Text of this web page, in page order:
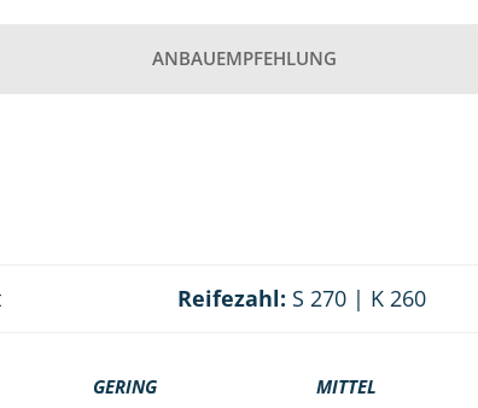
ANBAUEMPFEHLUNG
Reifezahl: S 270 | K 260
GERING MITTEL